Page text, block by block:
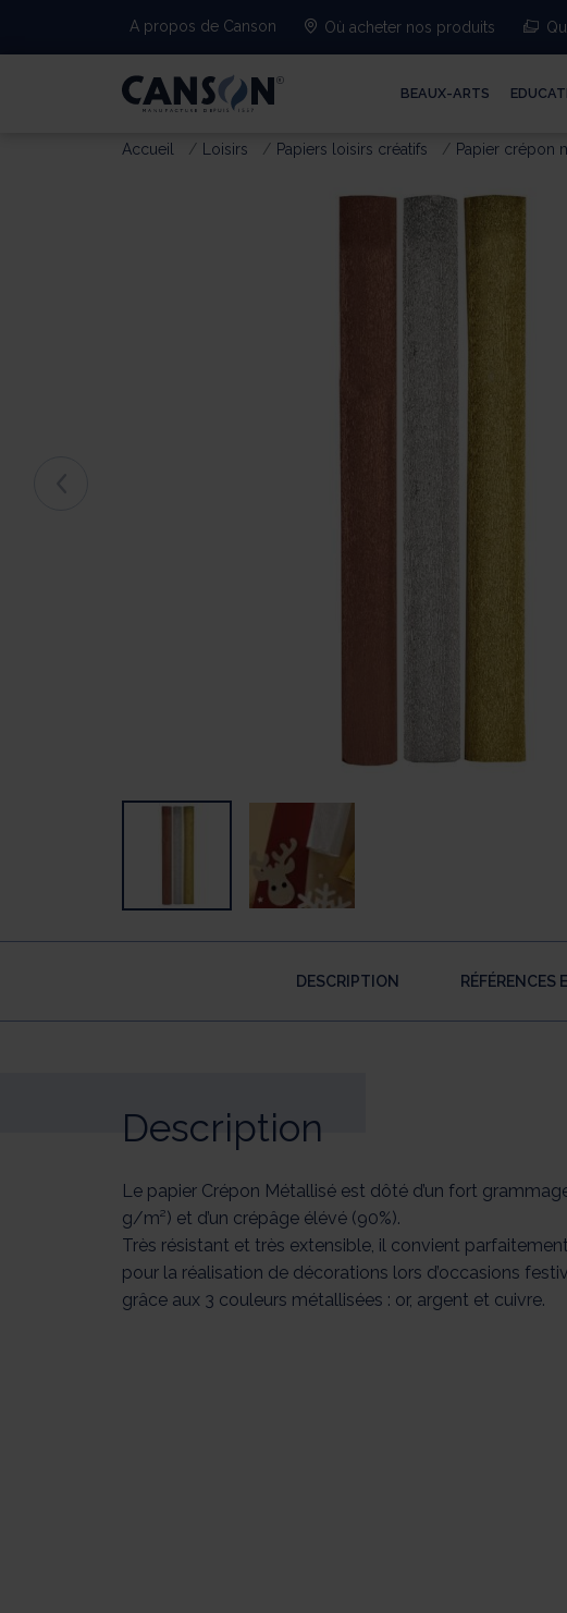
A propos de Canson Où acheter nos produits
BEAUX-ARTS
Accueil Loisirs Papiers loisirs créatifs Papier crépon
DESCRIPTION
Description
Le papier Crépon Métallisé est dôté d’un fort
g/m²) et d’un crépâge élévé (90%).
Très résistant et très extensible, il convient parfaitement
pour la réalisation de décorations lors d’occasions
grâce aux 3 couleurs métallisées : or, argent et cuivre.